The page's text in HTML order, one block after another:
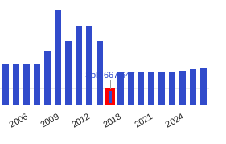
2006 2009 2012 2018 2021 2024
Split 667:647